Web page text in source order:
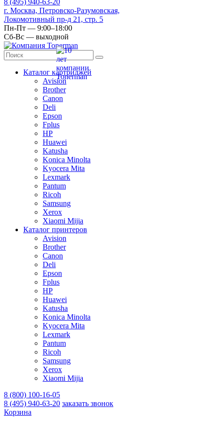
8 (495) 940-63-20
г. Москва, Петровско-Разумовская,
Локомотивный пр-д 21, стр. 5
Пн-Пт — 9:00–18:00
Сб-Вс — выходной
Каталог картриджей
Avision
Brother
Canon
Deli
Epson
Fplus
HP
Huawei
Katusha
Konica Minolta
Kyocera Mita
Lexmark
Pantum
Ricoh
Samsung
Xerox
Xiaomi Mijia
Каталог принтеров
Avision
Brother
Canon
Deli
Epson
Fplus
HP
Huawei
Katusha
Konica Minolta
Kyocera Mita
Lexmark
Pantum
Ricoh
Samsung
Xerox
Xiaomi Mijia
8 (800) 100-16-05
8 (495) 940-63-20 заказать звонок
Корзина